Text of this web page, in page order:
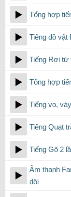
Tổng hợp
Tiếng đồ
Tiếng Rơi
Tổng hợp
Tiếng vo,
Tiếng Quạt
Tiếng Gõ 2
Âm thanh
dội